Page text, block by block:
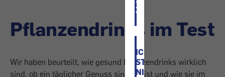
ZU
ICH
STIMME
NICHT
Pflanzendrinks im Test
Wir ­haben beurteilt, wie gesund Pflanzendrinks wirklich
sind, ob ein täglicher Genuss sinnvoll ist und wie sie im